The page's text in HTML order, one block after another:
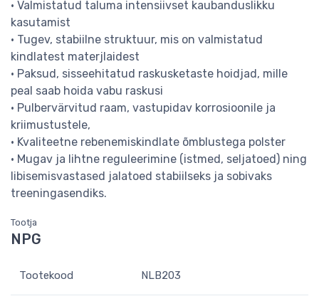
• Valmistatud taluma intensiivset kaubanduslikku
kasutamist
• Tugev, stabiilne struktuur, mis on valmistatud
kindlatest materjlaidest
• Paksud, sisseehitatud raskusketaste hoidjad, mille
peal saab hoida vabu raskusi
• Pulbervärvitud raam, vastupidav korrosioonile ja
kriimustustele,
• Kvaliteetne rebenemiskindlate õmblustega polster
• Mugav ja lihtne reguleerimine (istmed, seljatoed) ning
libisemisvastased jalatoed stabiilseks ja sobivaks
treeningasendiks.
Tootja
NPG
Tootekood NLB203